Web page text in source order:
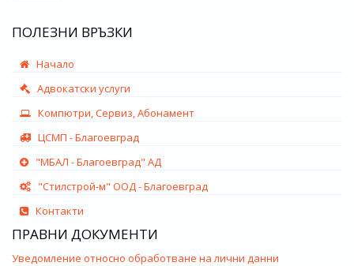
ПОЛЕЗНИ ВРЪЗКИ
Начало
Адвокатски услуги
Компютри, Сервиз, Абонамент
ЦСМП - Благоевград
"МБАЛ - Благоевград" АД
"Стилстрой-м" ООД - Благоевград
Контакти
ПРАВНИ ДОКУМЕНТИ
Уведомление относно обработване на лични данни